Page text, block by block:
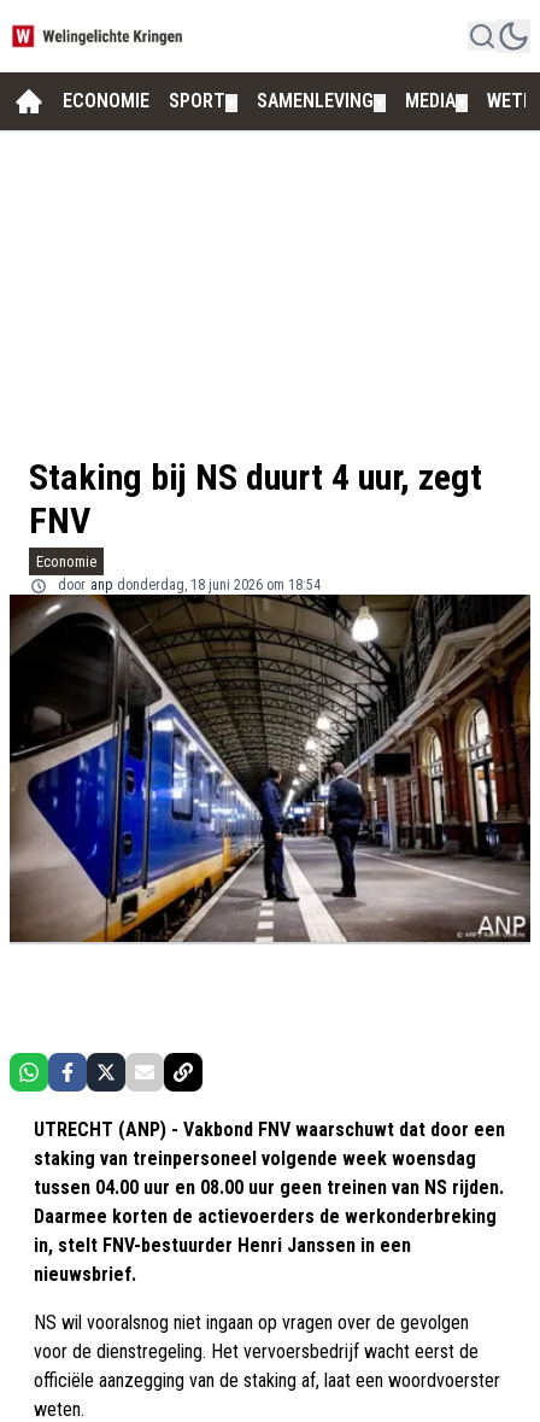
ECONOMIE SPORT SAMENLEVING MEDIA
Staking bij NS duurt 4 uur, zegt
FNV
Economie
door anp donderdag, 18 juni 2026 om 18:54
UTRECHT (ANP) - Vakbond FNV waarschuwt dat door een
staking van treinpersoneel volgende week woensdag
tussen 04.00 uur en 08.00 uur geen treinen van NS rijden.
Daarmee korten de actievoerders de werkonderbreking
in, stelt FNV-bestuurder Henri Janssen in een
nieuwsbrief.
NS wil vooralsnog niet ingaan op vragen over de gevolgen
voor de dienstregeling. Het vervoersbedrijf wacht eerst de
officiële aanzegging van de staking af, laat een woordvoerster
weten.